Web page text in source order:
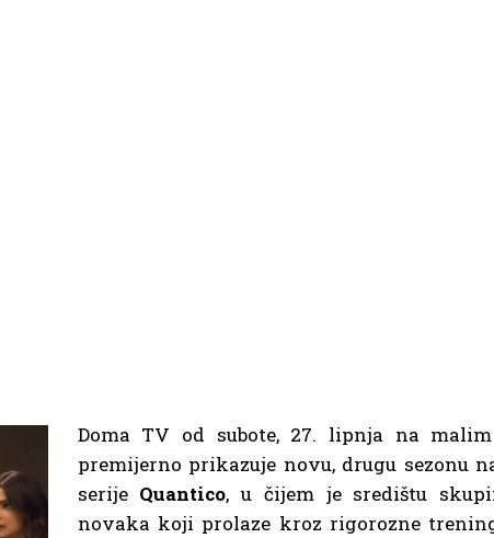
Doma TV od subote, 27. lipnja na
premijerno prikazuje novu, drugu sezonu
serije Quantico, u čijem je središtu
novaka koji prolaze kroz rigorozne